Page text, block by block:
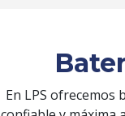
En LPS ofrecemos